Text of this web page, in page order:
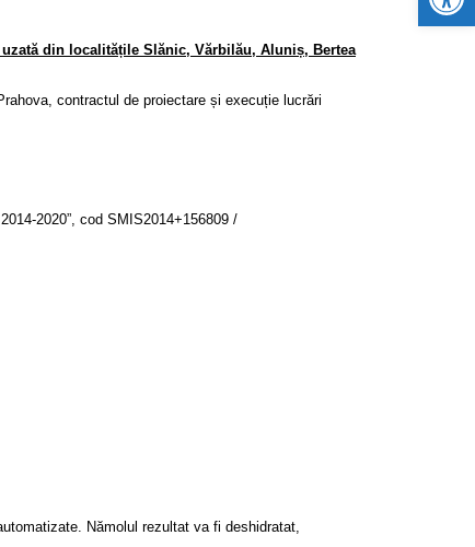
din localitățile Slănic, Vărbilău, Aluniș, Bertea
contractul de proiectare și execuție lucrări
2020”, cod SMIS2014+156809 /
Nămolul rezultat va fi deshidratat,